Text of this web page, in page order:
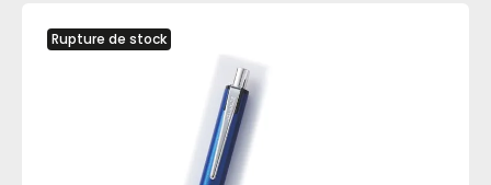
Rupture de stock